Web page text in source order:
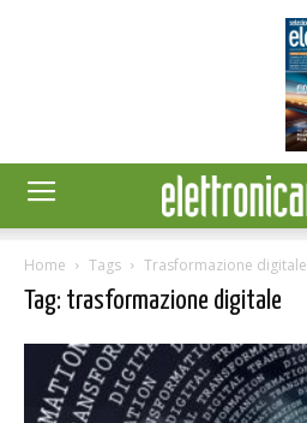
Home Tags Trasformazione digitale
Tag: trasformazione digitale